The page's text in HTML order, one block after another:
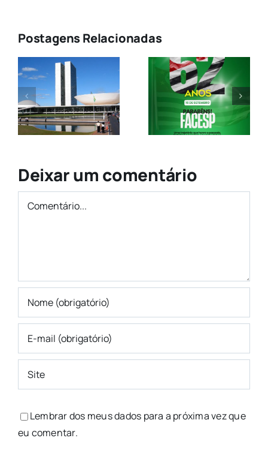
Postagens Relacionadas
FACESP, 62
ANOS
Comerciais
convocam
candidatos
a aderirem à
Lei da
Econômica
Deixar um comentário
Comentário
Lembrar dos meus dados para a próxima vez que
eu comentar.